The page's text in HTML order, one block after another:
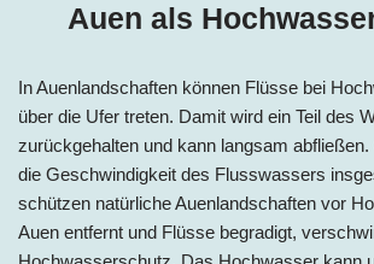
Auen als
In Auenlandschaften können Flüsse bei
über die Ufer treten. Damit wird ein Teil des
zurückgehalten und kann langsam
die Geschwindigkeit des Flusswassers
schützen natürliche Auenlandschaften vor
Auen entfernt und Flüsse begradigt,